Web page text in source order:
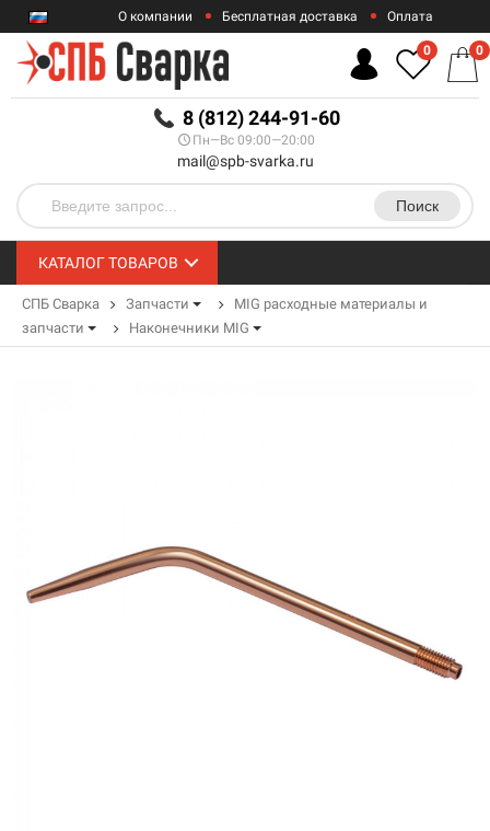
RUB
О компании Бесплатная доставка Оплата
Гарантии
8 (812) 244-91-60
Пн—Вс 09:00—20:00
mail@spb-svarka.ru
Поиск
0 0
КАТАЛОГ ТОВАРОВ
СПБ Сварка Запчасти
MIG расходные материалы и
запчасти
Наконечники MIG